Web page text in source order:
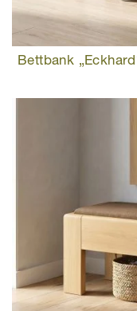
Bettbank